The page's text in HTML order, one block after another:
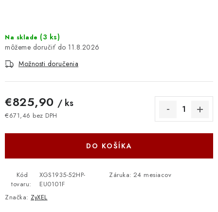
Obchodné podmienky
Ochrana osobných údajov
Moja objednávka
Formuláre na stiahnutie
Na sklade (3 ks)
11.8.2026
Možnosti doručenia
€825,90 / ks
€671,46 bez DPH
DO KOŠÍKA
Kód
tovaru:
XGS1935-52HP-
EU0101F
Záruka: 24 mesiacov
Značka: ZyXEL